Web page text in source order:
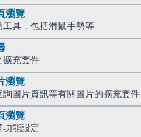
瀏覽
工具，包括滑鼠手勢等
擴充套件
瀏覽
詢圖片資訊等有關圖片的擴充套件
瀏覽
功能設定